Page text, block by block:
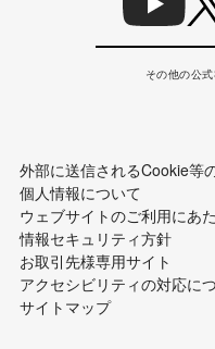
その他の公
外部に送信されるCookie等
個人情報について
ウェブサイトのご利用にあ
情報セキュリティ方針
お取引先様専用サイト
アクセシビリティの対応に
サイトマップ